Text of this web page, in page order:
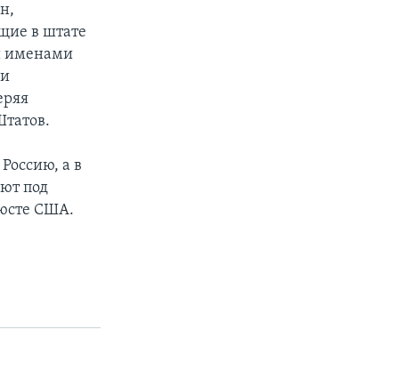
в штате
именами
а в
под
США.